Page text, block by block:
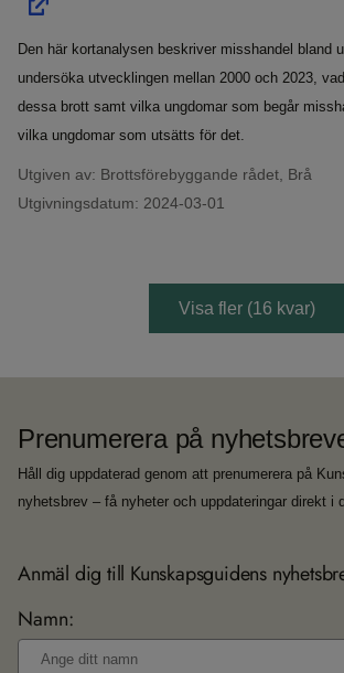
Den här kortanalysen beskriver misshandel bland
undersöka utvecklingen mellan 2000 och 2023,
dessa brott samt vilka ungdomar som begår
vilka ungdomar som utsätts för det.
Utgiven av: Brottsförebyggande rådet, Brå
Utgivningsdatum: 2024-03-01
Visa fler (16 kvar)
Prenumerera på
Håll dig uppdaterad genom att prenumerera på
nyhetsbrev – få nyheter och uppdateringar direkt i
Anmäl dig till Kunskapsguidens
Namn: